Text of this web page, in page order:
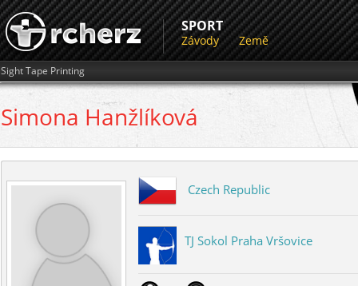
SPORT
Závody Země
Sight Tape Printing
Simona Hanžlíková
Czech Republic
TJ Sokol Praha Vršovice